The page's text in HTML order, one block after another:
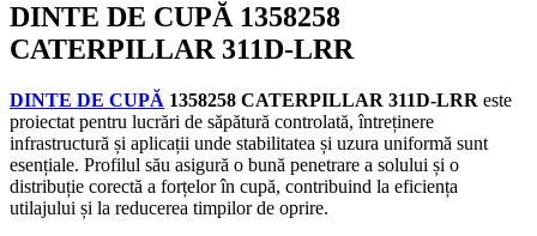
DINTE DE CUPĂ 1358258
CATERPILLAR 311D-LRR
DINTE DE CUPĂ 1358258 CATERPILLAR 311D-LRR este
proiectat pentru lucrări de săpătură controlată, întreținere
infrastructură și aplicații unde stabilitatea și uzura uniformă sunt
esențiale. Profilul său asigură o bună penetrare a solului și o
distribuție corectă a forțelor în cupă, contribuind la eficiența
utilajului și la reducerea timpilor de oprire.